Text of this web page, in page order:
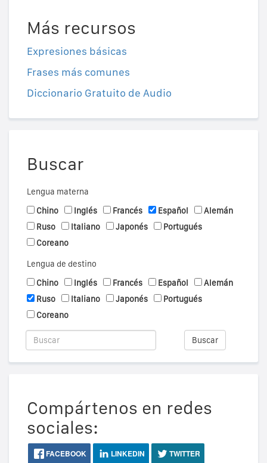
Más recursos
Expresiones básicas
Frases más comunes
Diccionario Gratuito de Audio
Buscar
Lengua materna
Chino
Inglés Francés Español
Alemán
Ruso
Italiano Japonés
Portugués
Coreano
Lengua de destino
Chino
Inglés Francés Español
Alemán
Ruso
Italiano Japonés
Portugués
Coreano
Buscar
Compártenos en redes
sociales:
FACEBOOK LINKEDIN
TWITTER